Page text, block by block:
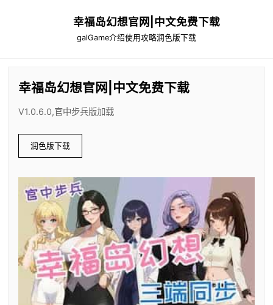
幸福岛幻想官网|中文免费下载
galGame介绍使用攻略润色版下载
幸福岛幻想官网|中文免费下载
V1.0.6.0,官中步兵版加载
润色版下载